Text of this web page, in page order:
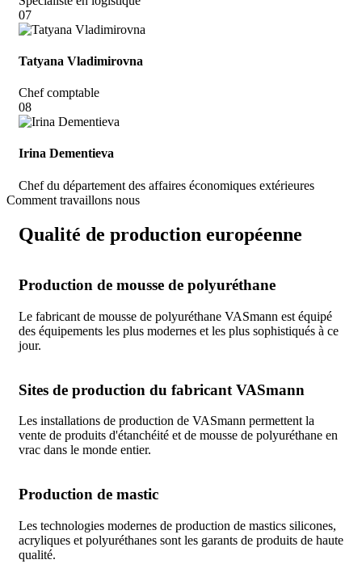
07
Tatyana Vladimirovna
Chef comptable
08
Irina Dementieva
Chef du département des affaires économiques extérieures
Comment travaillons nous
Qualité de production européenne
Production de mousse de polyuréthane
Le fabricant de mousse de polyuréthane VASmann est équipé
des équipements les plus modernes et les plus sophistiqués à ce
jour.
Sites de production du fabricant VASmann
Les installations de production de VASmann permettent la
vente de produits d'étanchéité et de mousse de polyuréthane en
vrac dans le monde entier.
Production de mastic
Les technologies modernes de production de mastics silicones,
acryliques et polyuréthanes sont les garants de produits de haute
qualité.